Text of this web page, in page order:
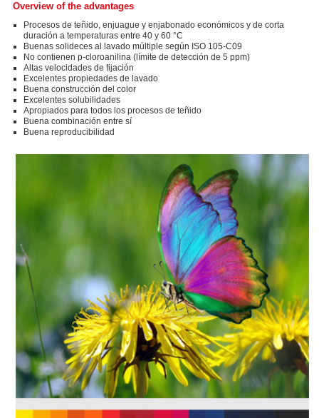
Overview of the advantages
Procesos de teñido, enjuague y enjabonado económicos y de corta
duración a temperaturas entre 40 y 60 °C
Buenas solideces al lavado múltiple según ISO 105-C09
No contienen p-cloroanilina (límite de detección de 5 ppm)
Altas velocidades de fijación
Excelentes propiedades de lavado
Buena construcción del color
Excelentes solubilidades
Apropiados para todos los procesos de teñido
Buena combinación entre sí
Buena reproducibilidad